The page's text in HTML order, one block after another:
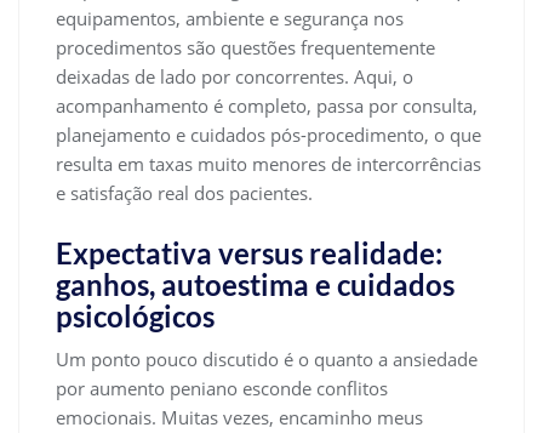
equipamentos, ambiente e segurança nos
procedimentos são questões frequentemente
deixadas de lado por concorrentes. Aqui, o
acompanhamento é completo, passa por consulta,
planejamento e cuidados pós-procedimento, o que
resulta em taxas muito menores de intercorrências
e satisfação real dos pacientes.
Expectativa versus realidade:
ganhos, autoestima e cuidados
psicológicos
Um ponto pouco discutido é o quanto a ansiedade
por aumento peniano esconde conflitos
emocionais. Muitas vezes, encaminho meus